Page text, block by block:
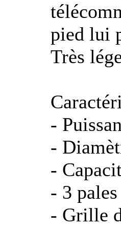
pied lui
Très
-
-
-
- 3 pales
- Grille